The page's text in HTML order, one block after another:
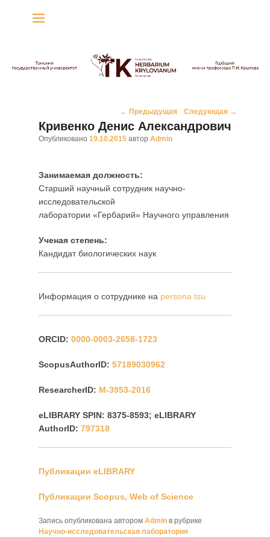
Навигация
по
записям
← Предыдущая Следующая →
Кривенко Денис Александрович
Опубликовано 19.10.2015 автор Admin
Занимаемая должность:
Старший научный сотрудник научно-
исследовательской
лаборатории «Гербарий» Научного управления
Ученая степень:
Кандидат биологических наук
Информация о сотруднике на persona.tsu
ORCID: 0000-0003-2658-1723
ScopusAuthorID: 57189030962
ResearcherID: M-3953-2016
eLIBRARY SPIN: 8375-8593; eLIBRARY
AuthorID: 797318
Публикации eLIBRARY
Публикации Scopus, Web of Science
Запись опубликована автором Admin в рубрике
Научно-исследовательская лаборатория